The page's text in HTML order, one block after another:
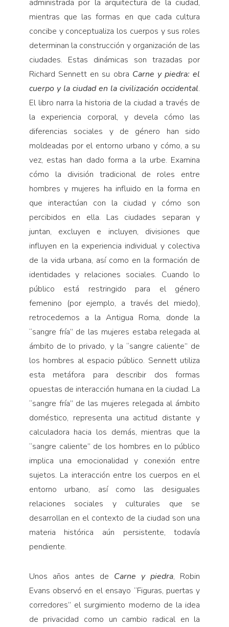
administrada por la arquitectura de la ciudad,
mientras que las formas en que cada cultura
concibe y conceptualiza los cuerpos y sus roles
determinan la construcción y organización de las
ciudades. Estas dinámicas son trazadas por
Richard Sennett en su obra Carne y piedra: el
cuerpo y la ciudad en la civilización occidental.
El libro narra la historia de la ciudad a través de
la experiencia corporal, y devela cómo las
diferencias sociales y de género han sido
moldeadas por el entorno urbano y cómo, a su
vez, estas han dado forma a la urbe. Examina
cómo la división tradicional de roles entre
hombres y mujeres ha influido en la forma en
que interactúan con la ciudad y cómo son
percibidos en ella. Las ciudades separan y
juntan, excluyen e incluyen, divisiones que
influyen en la experiencia individual y colectiva
de la vida urbana, así como en la formación de
identidades y relaciones sociales. Cuando lo
público está restringido para el género
femenino (por ejemplo, a través del miedo),
retrocedemos a la Antigua Roma, donde la
“sangre fría” de las mujeres estaba relegada al
ámbito de lo privado, y la “sangre caliente” de
los hombres al espacio público. Sennett utiliza
esta metáfora para describir dos formas
opuestas de interacción humana en la ciudad. La
“sangre fría” de las mujeres relegada al ámbito
doméstico, representa una actitud distante y
calculadora hacia los demás, mientras que la
“sangre caliente” de los hombres en lo público
implica una emocionalidad y conexión entre
sujetos. La interacción entre los cuerpos en el
entorno urbano, así como las desiguales
relaciones sociales y culturales que se
desarrollan en el contexto de la ciudad son una
materia histórica aún persistente, todavía
pendiente.
Unos años antes de Carne y piedra, Robin
Evans observó en el ensayo “Figuras, puertas y
corredores” el surgimiento moderno de la idea
de privacidad como un cambio radical en la